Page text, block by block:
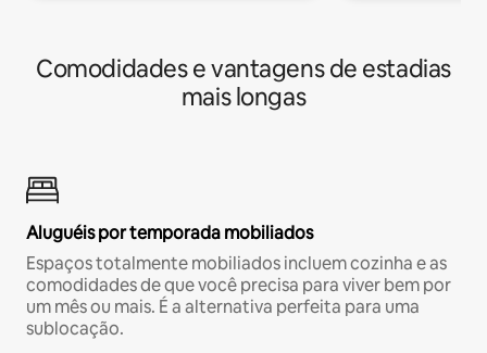
Comodidades e vantagens de estadias
mais longas
Aluguéis por temporada mobiliados
Espaços totalmente mobiliados incluem cozinha e as
comodidades de que você precisa para viver bem por
um mês ou mais. É a alternativa perfeita para uma
sublocação.